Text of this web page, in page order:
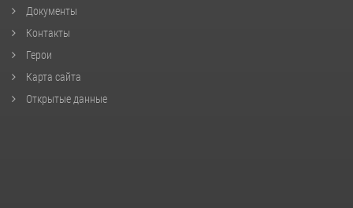
Документы
Контакты
Герои
Карта сайта
Открытые данные